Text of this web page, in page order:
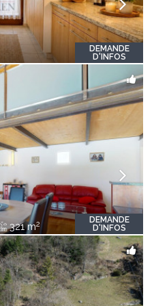
DEMANDE
D'INFOS
321 m2
DEMANDE
D'INFOS